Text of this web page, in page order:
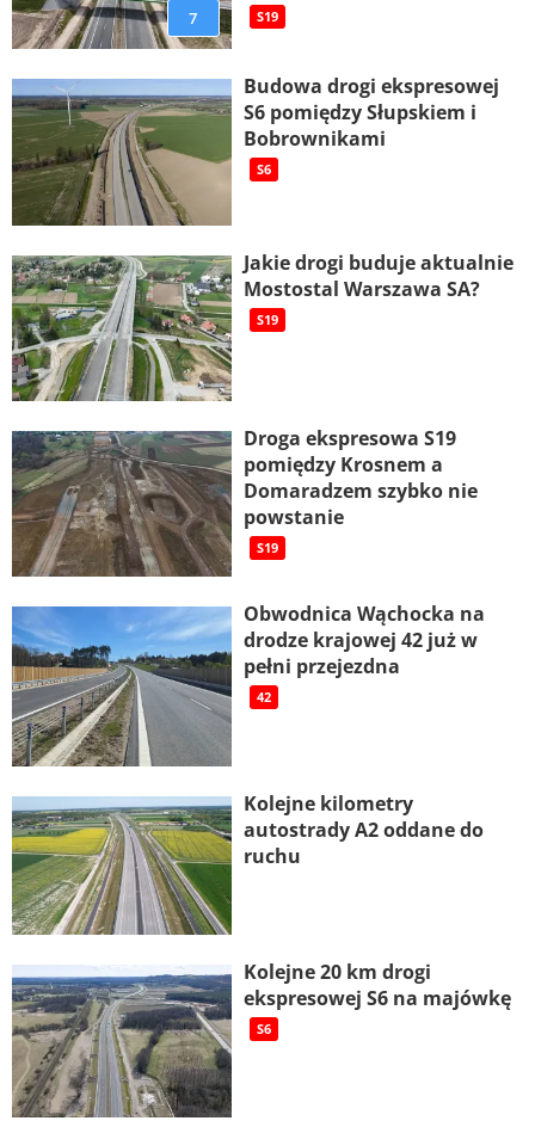
7 S19
Budowa drogi ekspresowej
S6 pomiędzy Słupskiem i
Bobrownikami
S6
Jakie drogi buduje aktualnie
Mostostal Warszawa SA?
S19
Droga ekspresowa S19
pomiędzy Krosnem a
Domaradzem szybko nie
powstanie
S19
Obwodnica Wąchocka na
drodze krajowej 42 już w
pełni przejezdna
42
Kolejne kilometry
autostrady A2 oddane do
ruchu
Kolejne 20 km drogi
ekspresowej S6 na majówkę
S6